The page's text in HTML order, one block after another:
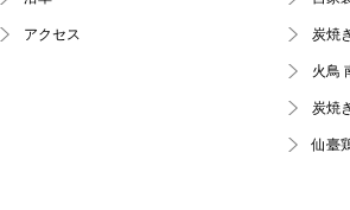
アクセス 炭焼
火鳥
炭焼
仙臺